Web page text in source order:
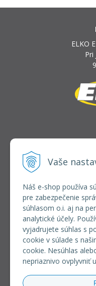
Vaše
Náš e-shop používa
pre zabezpečenie
súhlasom o.i. aj na
analytické účely.
vyjadrujete súhlas s
cookie v súlade s
cookie. Nesúhlas
nepriaznivo ovplyvniť
ELKO
Pri
Formulár